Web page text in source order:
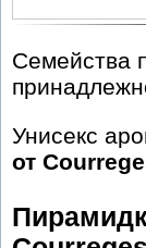
Семейства
Унисекс
от